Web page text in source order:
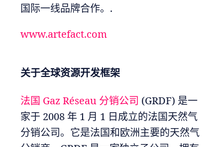
国际一线品牌合作。.
www.artefact.com
关于全球资源开发框架
法国 Gaz Réseau 分销公司 (GRDF) 是一
家于 2008 年 1 月 1 日成立的法国天然气
分销公司。它是法国和欧洲主要的天然气